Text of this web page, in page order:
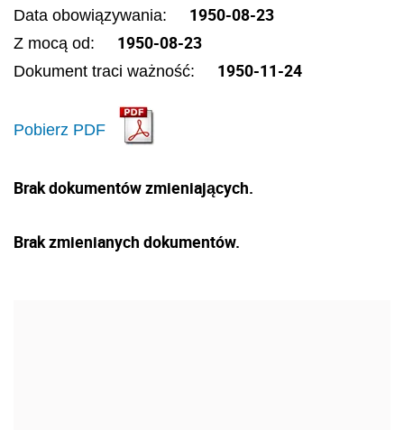
Data obowiązywania: 1950-08-23
Z mocą od: 1950-08-23
Dokument traci ważność: 1950-11-24
Pobierz PDF
Brak dokumentów zmieniających.
Brak zmienianych dokumentów.